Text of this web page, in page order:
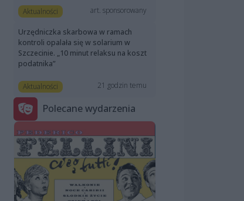
Aktualności art. sponsorowany
Urzędniczka skarbowa w ramach
kontroli opalała się w solarium w
Szczecinie. „10 minut relaksu na koszt
podatnika”
Aktualności 21 godzin temu
Polecane wydarzenia